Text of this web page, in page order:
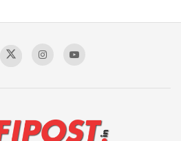
Sagar